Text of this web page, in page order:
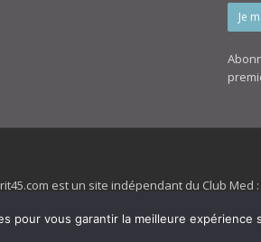
est un site indépendant du Club
est une marque déposée. Spirit 45 et son
pour vous garantir la meilleure